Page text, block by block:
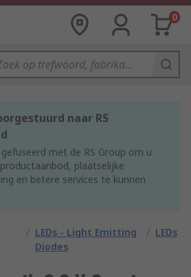
0
naar RS
met de RS Group om u
plaatselijke
en betere services te kunnen
/ LEDs - Light Emitting
Diodes
/ LEDs